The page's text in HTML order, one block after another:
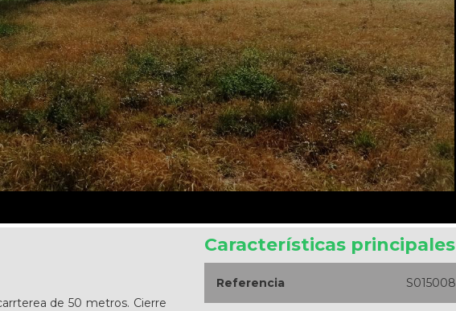
de 50 metros. Cierre
Características principales
Referencia S015008